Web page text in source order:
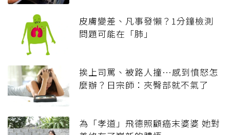
皮膚變差、凡事發懶？1分鐘檢測
問題可能在「肺」
挨上司罵、被路人撞…感到憤怒怎
麼辦？日宗師：夾臀部就不氣了
為「孝道」飛德照顧癌末婆婆 她對